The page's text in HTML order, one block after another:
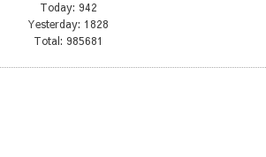
Today: 942
Yesterday: 1828
Total: 985681